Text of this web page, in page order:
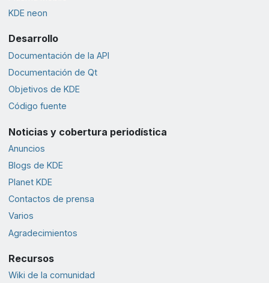
KDE neon
Desarrollo
Documentación de la API
Documentación de Qt
Objetivos de KDE
Código fuente
Noticias y cobertura periodística
Anuncios
Blogs de KDE
Planet KDE
Contactos de prensa
Varios
Agradecimientos
Recursos
Wiki de la comunidad